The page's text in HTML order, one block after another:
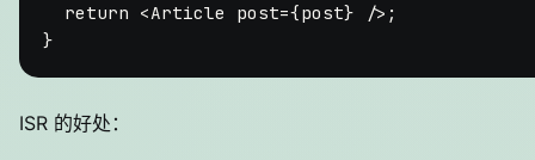
return <Article post={post} /> ;
ISR 的好处：